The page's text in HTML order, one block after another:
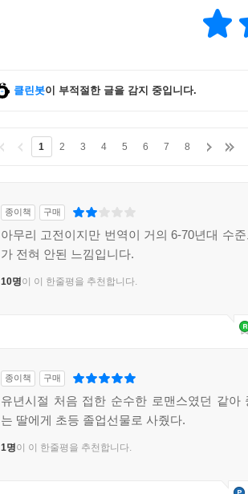
클린봇이 부적절한 글을 감지 중입니다.
1 2 3 4 5 6 7 8
종이책 구매
아무리 고전이지만 번역이 거의 6-70년대 수
가 전혀 안된 느낌입니다.
10명이 이 한줄평을 추천합니다.
종이책 구매
유년시절 처음 접한 순수한 로맨스였던 같아
는 딸에게 초등 졸업선물로 사줬다.
1명이 이 한줄평을 추천합니다.